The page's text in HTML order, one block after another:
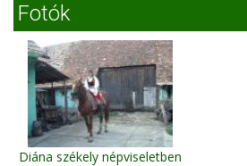
Fotók
Diána székely népviseletben